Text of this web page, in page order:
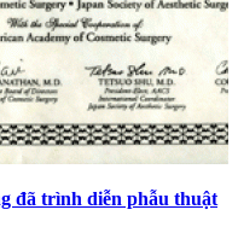
đã trình diễn phẫu thuật